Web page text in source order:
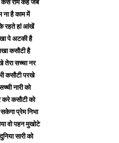
कैसे राम कहे जब
है काम में
रहते हां आंखें
पे अटकी है
कसौटी है
तेरा सच्चा नर
कसौटी परखे
नारी को
करे कसौटी को
प्रेम निभा
वो पहन मुखोटे
सारी को